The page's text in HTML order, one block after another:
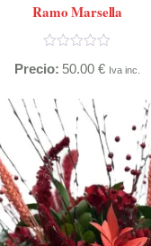
Ramo Marsella
Precio: 50.00€ Iva inc.